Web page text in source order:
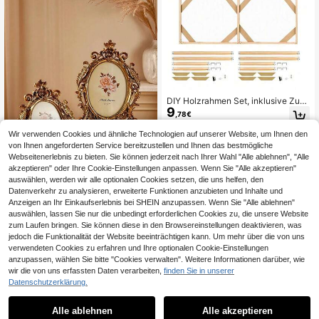
rk, wandmontierbar, essentiell für Fr
ühlings-Wanddekoration, Foto-Wan
dakzent für Ostern, Muttertags-Ges
chenk, Hochzeits-Andenken, rustik
aler Stil Präsentation, Bohème-Wan
d-Upgrade, Fotoausstellung
1 Stück europäischer Vintage-Gold
-Spitzen-Oval-Dekorations-Fotora
hmen mit zufälligem Innenpapier, kl
assischer Stil Rahmen-Ornament fü
r Fotoanzeige und Heimdekoration
6 übrig
12,15€
DIY Holzrahmen Set, inklusive Zub
ehör, ohne Leinwand, einfache Mon
tage, Leinwandgröße sollte 5 cm gr
ößer als der Rahmen sein, geeignet
für Ölgemälde 100x50 cm/50x70 c
m
9 ,78€
3andere Händler
1 Stück Haustier Pfotenabdruc
1
Wir verwenden Cookies und ähnliche Technologien auf unserer Website, um Ihnen den
von Ihnen angeforderten Service bereitzustellen und Ihnen das bestmögliche
Webseitenerlebnis zu bieten. Sie können jederzeit nach Ihrer Wahl "Alle ablehnen", "Alle
akzeptieren" oder Ihre Cookie-Einstellungen anpassen. Wenn Sie "Alle akzeptieren"
auswählen, werden wir alle optionalen Cookies setzen, die uns helfen, den
Datenverkehr zu analysieren, erweiterte Funktionen anzubieten und Inhalte und
Anzeigen an Ihr Einkaufserlebnis bei SHEIN anzupassen. Wenn Sie "Alle ablehnen"
auswählen, lassen Sie nur die unbedingt erforderlichen Cookies zu, die unsere Website
zum Laufen bringen. Sie können diese in den Browsereinstellungen deaktivieren, was
jedoch die Funktionalität der Website beeinträchtigen kann. Um mehr über die von uns
verwendeten Cookies zu erfahren und Ihre optionalen Cookie-Einstellungen
anzupassen, wählen Sie bitte "Cookies verwalten". Weitere Informationen darüber, wie
wir die von uns erfassten Daten verarbeiten, finden Sie in unserer
Datenschutzerklärung.
Alle ablehnen Alle akzeptieren